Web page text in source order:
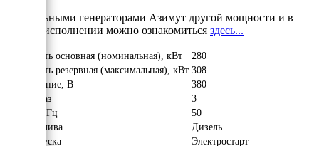
С дизельными генераторами Азимут другой мощности и в
другом исполнении можно ознакомиться здесь...
Мощность основная (номинальная), кВт
280
Мощность резервная (максимальная), кВт 308
Напряжение, В
380
Число фаз
3
Частота, Гц
50
Вид топлива
Дизель
Тип запуска
Электростарт